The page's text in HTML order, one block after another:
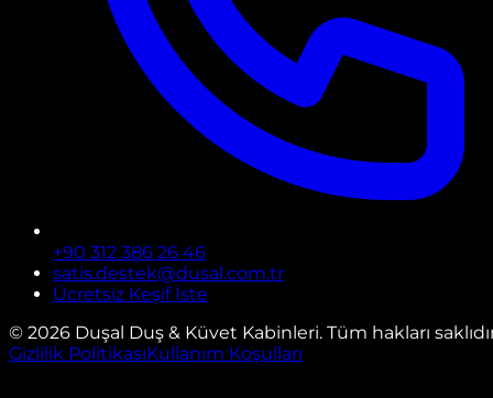
+90 312 386 26 46
satis.destek@dusal.com.tr
Ücretsiz Keşif İste
© 2026 Duşal Duş & Küvet Kabinleri. Tüm hakları
Gizlilik PolitikasıKullanım Koşulları